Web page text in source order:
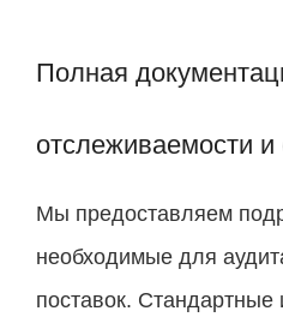
Полная
отслеживаемости и
Мы предоставляем
необходимые для
поставок. Стандартные